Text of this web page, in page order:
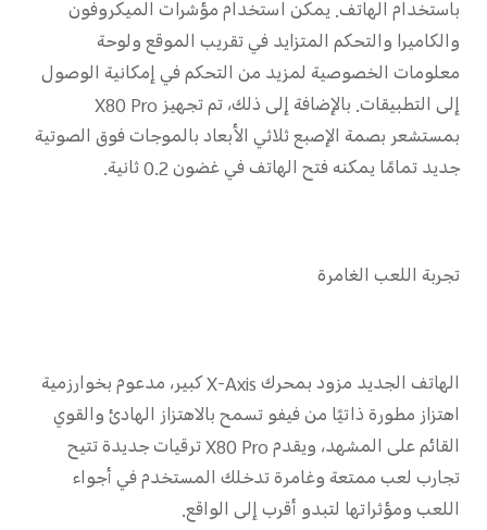
باستخدام الهاتف. يمكن استخدام مؤشرات الميكروفون
والكاميرا والتحكم المتزايد في تقريب الموقع ولوحة
معلومات الخصوصية لمزيد من التحكم في إمكانية الوصول
إلى التطبيقات. بالإضافة إلى ذلك، تم تجهيز X80 Pro
بمستشعر بصمة الإصبع ثلاثي الأبعاد بالموجات فوق الصوتية
جديد تمامًا يمكنه فتح الهاتف في غضون 0.2 ثانية.
تجربة اللعب الغامرة
الهاتف الجديد مزود بمحرك X-Axis كبير، مدعوم بخوارزمية
اهتزاز مطورة ذاتيًا من فيفو تسمح بالاهتزاز الهادئ والقوي
القائم على المشهد، ويقدم X80 Pro ترقيات جديدة تتيح
تجارب لعب ممتعة وغامرة تدخلك المستخدم في أجواء
اللعب ومؤثراتها لتبدو أقرب إلى الواقع.